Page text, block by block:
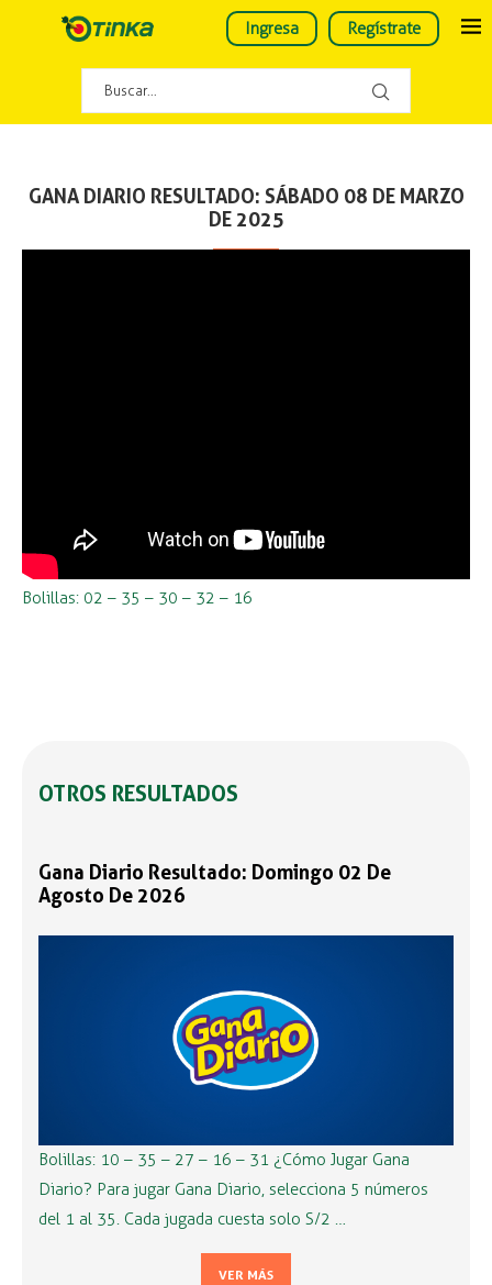
Ingresa Regístrate
GANA DIARIO RESULTADO: SÁBADO 08 DE MARZO
DE 2025
Bolillas: 02 – 35 – 30 – 32 – 16
OTROS RESULTADOS
Gana Diario Resultado: Domingo 02 De
Agosto De 2026
Bolillas: 10 – 35 – 27 – 16 – 31 ¿Cómo Jugar Gana
Diario? Para jugar Gana Diario, selecciona 5 números
del 1 al 35. Cada jugada cuesta solo S/2 …
VER MÁS